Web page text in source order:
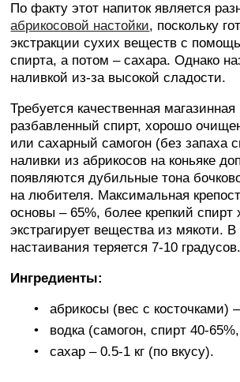
По факту этот напиток является
абрикосовой настойки, поскольку
экстракции сухих веществ с
спирта, а потом – сахара. Однако
наливкой из-за высокой сладости.
Требуется качественная магазинная
разбавленный спирт, хорошо
или сахарный самогон (без запаха
наливки из абрикосов на коньяке
появляются дубильные тона
на любителя. Максимальная
основы – 65%, более крепкий спирт
экстрагирует вещества из мякоти.
настаивания теряется 7-10 градусов.
Ингредиенты:
абрикосы (вес с косточками) –
водка (самогон, спирт 40-
сахар – 0.5-1 кг (по вкусу).